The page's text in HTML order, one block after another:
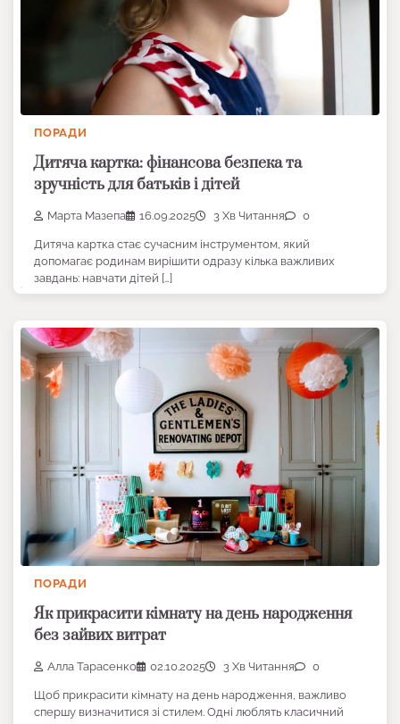
ПОРАДИ
Дитяча картка: фінансова безпека та
зручність для батьків і дітей
Марта Мазепа 16.09.2025 3 Хв Читання 0
Дитяча картка стає сучасним інструментом, який
допомагає родинам вирішити одразу кілька важливих
завдань: навчати дітей […]
ПОРАДИ
Як прикрасити кімнату на день народження
без зайвих витрат
Алла Тарасенко 02.10.2025 3 Хв Читання 0
Щоб прикрасити кімнату на день народження, важливо
спершу визначитися зі стилем. Одні люблять класичний